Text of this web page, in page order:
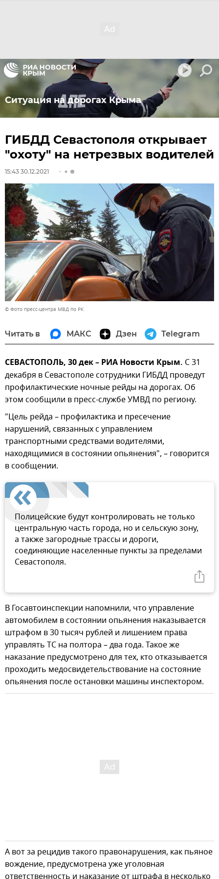
Ситуация на дорогах Крыма
ГИБДД Севастополя открывает
"охоту" на нетрезвых водителей
15:43 30.12.2021
© Фото пресс-центра МВД по РК
Читать в МАКС Дзен Telegram
СЕВАСТОПОЛЬ, 30 дек – РИА Новости Крым. С 31
декабря в Севастополе сотрудники ГИБДД проведут
профилактические ночные рейды на дорогах. Об
этом сообщили в пресс-службе УМВД по региону.
"Цель рейда – профилактика и пресечение
нарушений, связанных с управлением
транспортными средствами водителями,
находящимися в состоянии опьянения", – говорится
в сообщении.
Полицейские будут контролировать не только
центральную часть города, но и сельскую зону,
а также загородные трассы и дороги,
соединяющие населенные пункты за пределами
Севастополя.
В Госавтоинспекции напомнили, что управление
автомобилем в состоянии опьянения наказывается
штрафом в 30 тысяч рублей и лишением права
управлять ТС на полтора – два года. Такое же
наказание предусмотрено для тех, кто отказывается
проходить медосвидетельствование на состояние
опьянения после остановки машины инспектором.
А вот за рецидив такого правонарушения, как пьяное
вождение, предусмотрена уже уголовная